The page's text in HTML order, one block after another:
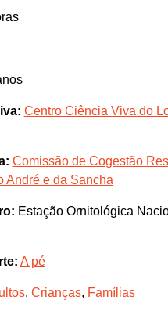
Centro Ciência Viva do
Comissão de Cogestão
André e da Sancha
Estação Ornitológica
A pé
, Crianças, Famílias